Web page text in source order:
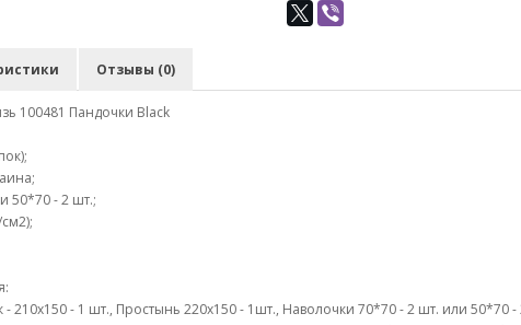
Отзывы (0)
100481 Пандочки Black
50*70 - 2 шт.;
210х150 - 1 шт., Простынь 220х150 - 1шт., Наволочки 70*70 - 2 шт. или 50*70 -